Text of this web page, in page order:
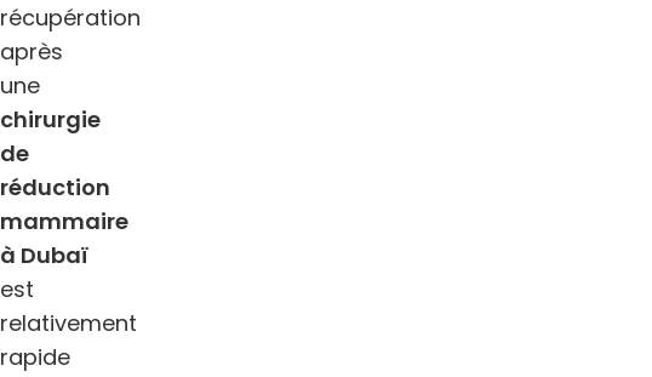
récupération
après
une
chirurgie
de
réduction
mammaire
à Dubaï
est
relativement
rapide